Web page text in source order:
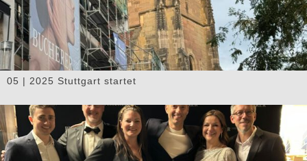
05 | 2025 Stuttgart startet